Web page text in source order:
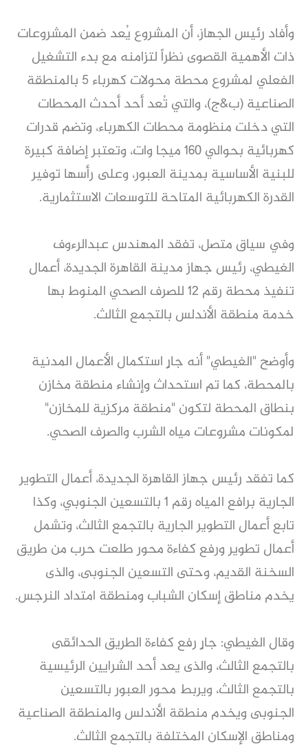
وأفاد رئيس الجهاز، أن المشروع يُعد ضمن المشروعات
ذات الأهمية القصوى نظراً لتزامنه مع بدء التشغيل
الفعلي لمشروع محطة محولات كهرباء ٥ بالمنطقة
الصناعية (ب&ج)، والتي تُعد أحد أحدث المحطات
التي دخلت منظومة محطات الكهرباء، وتضم قدرات
كهربائية بحوالي ١٦٠ ميجا وات، وتعتبر إضافة كبيرة
للبنية الأساسية بمدينة العبور، وعلى رأسها توفير
القدرة الكهربائية المتاحة للتوسعات الاستثمارية.
وفي سياق متصل، تفقد المهندس عبدالرءوف
الغيطي، رئيس جهاز مدينة القاهرة الجديدة، أعمال
تنفيذ محطة رقم 12 للصرف الصحي المنوط بها
خدمة منطقة الأندلس بالتجمع الثالث.
وأوضح "الغيطي" أنه جارٍ استكمال الأعمال المدنية
بالمحطة، كما تم استحداث وإنشاء منطقة مخازن
بنطاق المحطة لتكون "منطقة مركزية للمخازن"
لمكونات مشروعات مياه الشرب والصرف الصحي.
كما تفقد رئيس جهاز القاهرة الجديدة، أعمال التطوير
الجارية برافع المياه رقم 1 بالتسعين الجنوبي، وكذا
تابع أعمال التطوير الجارية بالتجمع الثالث، وتشمل
أعمال تطوير ورفع كفاءة محور طلعت حرب من طريق
السخنة القديم، وحتى التسعين الجنوبى، والذى
يخدم مناطق إسكان الشباب ومنطقة امتداد النرجس.
وقال الغيطي: جارٍ رفع كفاءة الطريق الحدائقى
بالتجمع الثالث، والذى يعد أحد الشرايين الرئيسية
بالتجمع الثالث، ويربط محور العبور بالتسعين
الجنوبى ويخدم منطقة الأندلس والمنطقة الصناعية
ومناطق الإسكان المختلفة بالتجمع الثالث.